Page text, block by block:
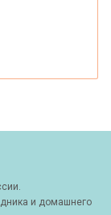
и домашнего